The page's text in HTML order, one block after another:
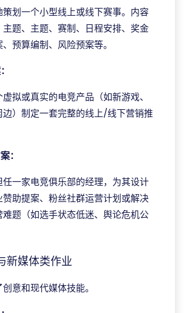
策划一个小型线上或线下赛事。内容
题、主题、赛制、日程安排、奖金
预算编制、风险预案等。
拟或真实的电竞产品（如新游戏、
）制定一套完整的线上/线下营销推
：
任一家电竞俱乐部的经理，为其设计
助提案、粉丝社群运营计划或解决
题（如选手状态低迷、舆论危机公
新媒体类作业
意和现代媒体技能。